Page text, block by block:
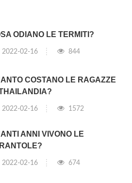
ODIANO LE TERMITI?
2022-02-16 844
COSTANO LE RAGAZZE
THAILANDIA?
2022-02-16 1572
ANNI VIVONO LE
2022-02-16 674